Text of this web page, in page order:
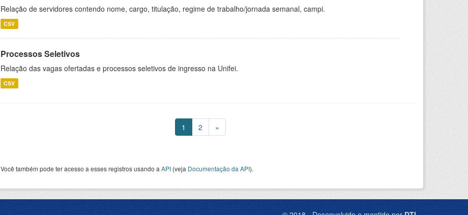
Relação de servidores contendo nome, cargo, titulação, regime de trabalho/jornada semanal, campi.
CSV
Processos Seletivos
Relação das vagas ofertadas e processos seletivos de ingresso na Unifei.
CSV
1 2 »
Você também pode ter acesso a esses registros usando a API (veja Documentação da API).